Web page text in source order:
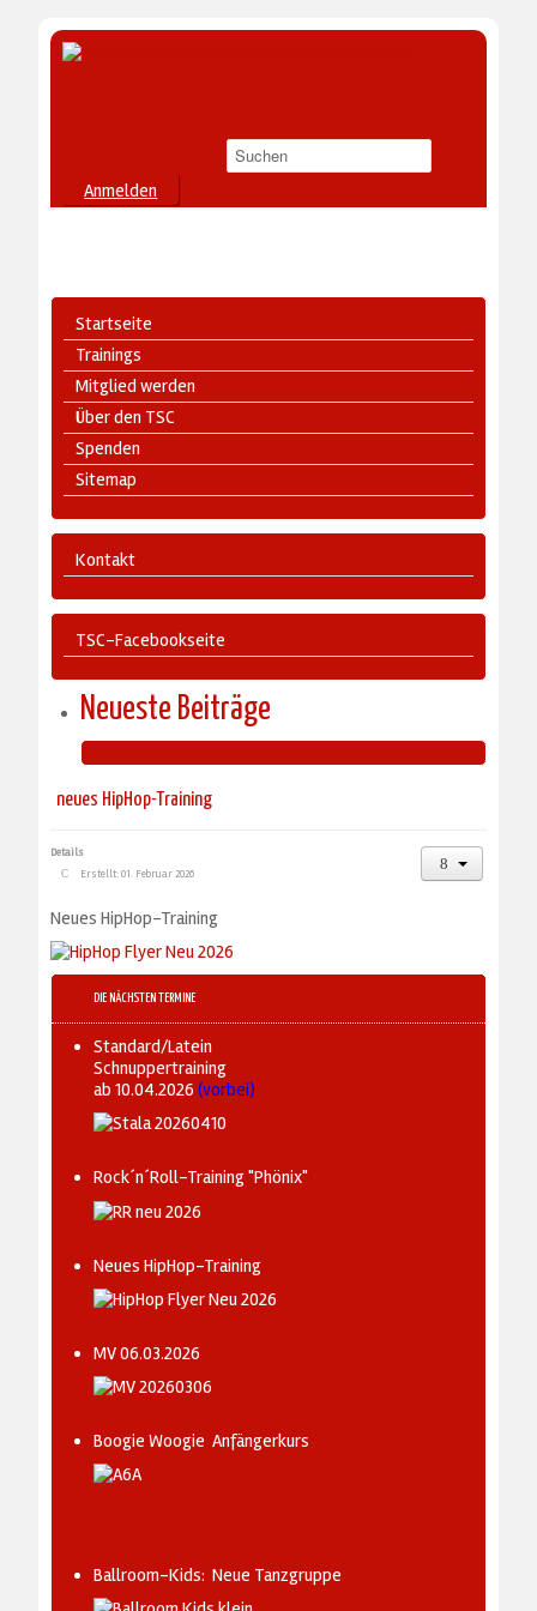
Anmelden
Startseite
Trainings
Mitglied werden
Über den TSC
Spenden
Sitemap
Kontakt
TSC-Facebookseite
Neueste Beiträge
neues HipHop-Training
Details
Erstellt: 01. Februar 2026
Neues HipHop-Training
DIE NÄCHSTEN TERMINE
Standard/Latein
Schnuppertraining
ab 10.04.2026(vorbei)
Rock´n´Roll-Training "Phönix"
Neues HipHop-Training
MV 06.03.2026
Boogie Woogie Anfängerkurs
Ballroom-Kids: Neue Tanzgruppe